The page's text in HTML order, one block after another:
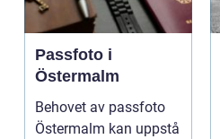
Passfoto i
Östermalm
Behovet av passfoto
Östermalm kan uppstå